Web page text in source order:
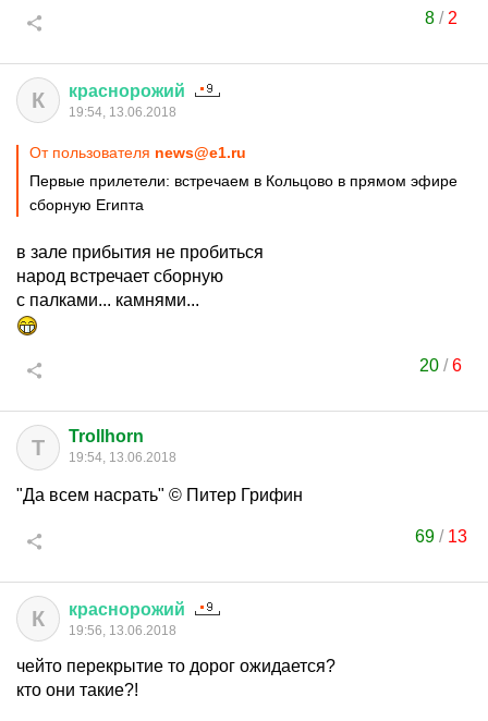
8/ 2
К краснорожий
19:54, 13.06.2018
От пользователя news@e1.ru
Первые прилетели: встречаем в Кольцово в прямом эфире
сборную Египта
в зале прибытия не пробиться
народ встречает сборную
с палками... камнями...
20 /6
T Trollhorn
19:54, 13.06.2018
"Да всем насрать" © Питер Грифин
69/ 13
К краснорожий
19:56, 13.06.2018
чейто перекрытие то дорог ожидается?
кто они такие?!